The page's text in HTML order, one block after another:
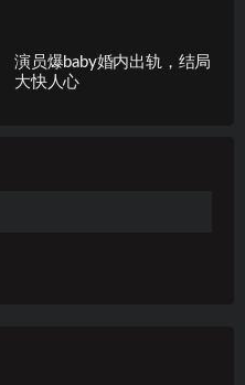
演员爆baby婚内出轨，结局
大快人心